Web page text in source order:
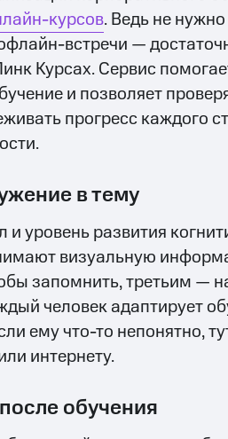
курсов. Ведь не
встречи —
Курсах. Сервис
и позволяет
прогресс каждого
в тему
уровень развития
визуальную
запомнить, третьим —
человек адаптирует
ему что-то непонятно,
интернету.
обучения